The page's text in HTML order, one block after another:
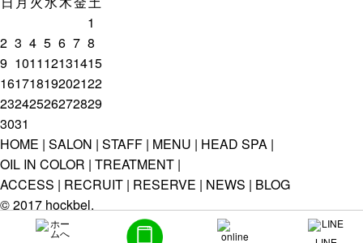
1
2 3 4 5 6 7 8
9 101112131415
16171819202122
23242526272829
3031
HOME SALON STAFF MENU
HEAD SPA
OIL IN COLOR TREATMENT
ACCESS
RECRUIT RESERVE NEWS
BLOG
© 2017 hockbel.